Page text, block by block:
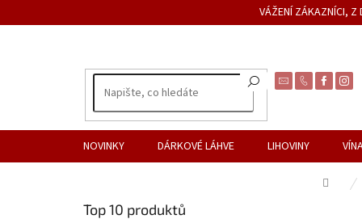
na
VÁŽENÍ ZÁKAZNÍCI, Z
NOVINKY DÁRKOVÉ LÁHVE LIHOVINY
Domů
Top 10 produktů